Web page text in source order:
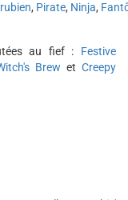
, Pirate, Ninja,
au fief : Festive
Brew et Creepy